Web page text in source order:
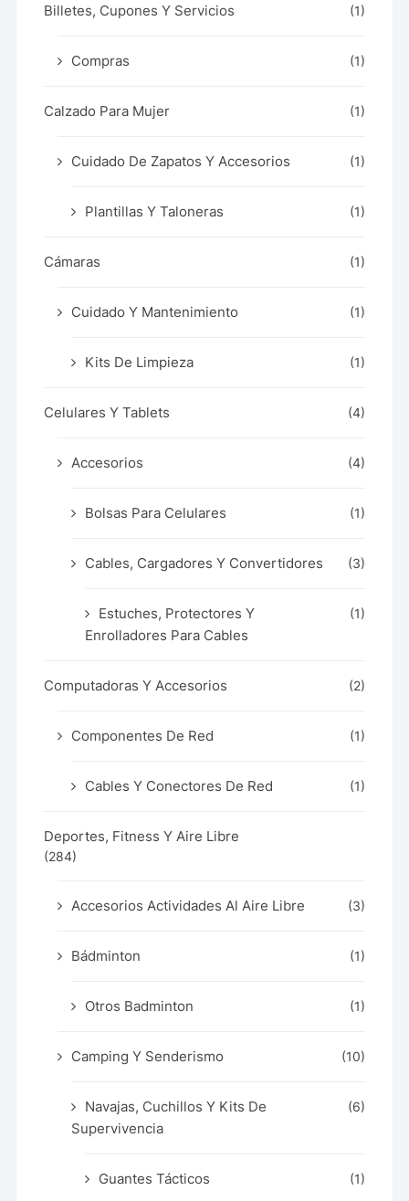
Billetes, Cupones Y Servicios (1)
Compras (1)
Calzado Para Mujer (1)
Cuidado De Zapatos Y Accesorios (1)
Plantillas Y Taloneras (1)
Cámaras (1)
Cuidado Y Mantenimiento (1)
Kits De Limpieza (1)
Celulares Y Tablets (4)
Accesorios (4)
Bolsas Para Celulares (1)
Cables, Cargadores Y Convertidores (3)
Estuches, Protectores Y
Enrolladores Para Cables
(1)
Computadoras Y Accesorios (2)
Componentes De Red (1)
Cables Y Conectores De Red (1)
Deportes, Fitness Y Aire Libre
(284)
Accesorios Actividades Al Aire Libre (3)
Bádminton (1)
Otros Badminton (1)
Camping Y Senderismo (10)
Navajas, Cuchillos Y Kits De
Supervivencia
(6)
Guantes Tácticos (1)